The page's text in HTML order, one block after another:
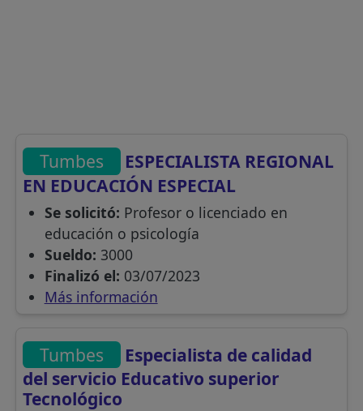
Tumbes
ESPECIALISTA REGIONAL
EN EDUCACIÓN ESPECIAL
Se solicitó: Profesor o licenciado en
educación o psicología
Sueldo: 3000
Finalizó el: 03/07/2023
Más información
Tumbes
Especialista de calidad
del servicio Educativo superior
Tecnológico